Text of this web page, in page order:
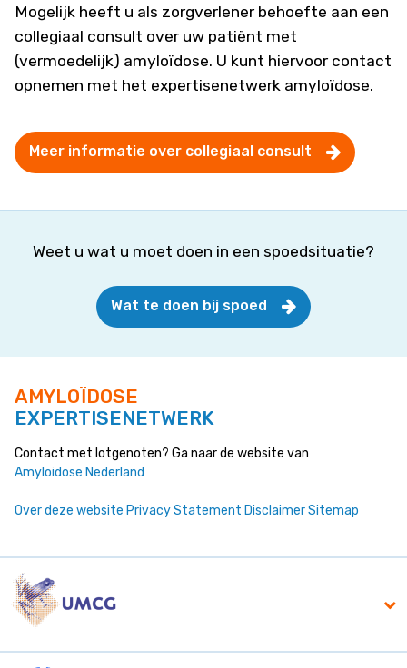
Mogelijk heeft u als zorgverlener behoefte aan een
collegiaal consult over uw patiënt met
(vermoedelijk) amyloïdose. U kunt hiervoor contact
opnemen met het expertisenetwerk amyloïdose.
Meer informatie over collegiaal consult
Weet u wat u moet doen in een spoedsituatie?
Wat te doen bij spoed
AMYLOÏDOSE
EXPERTISENETWERK
Contact met lotgenoten? Ga naar de website van
Amyloidose Nederland
Over deze website Privacy Statement DisclaimerSitemap